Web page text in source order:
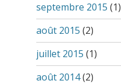
septembre 2015 (1)
août 2015 (2)
juillet 2015 (1)
août 2014(2)